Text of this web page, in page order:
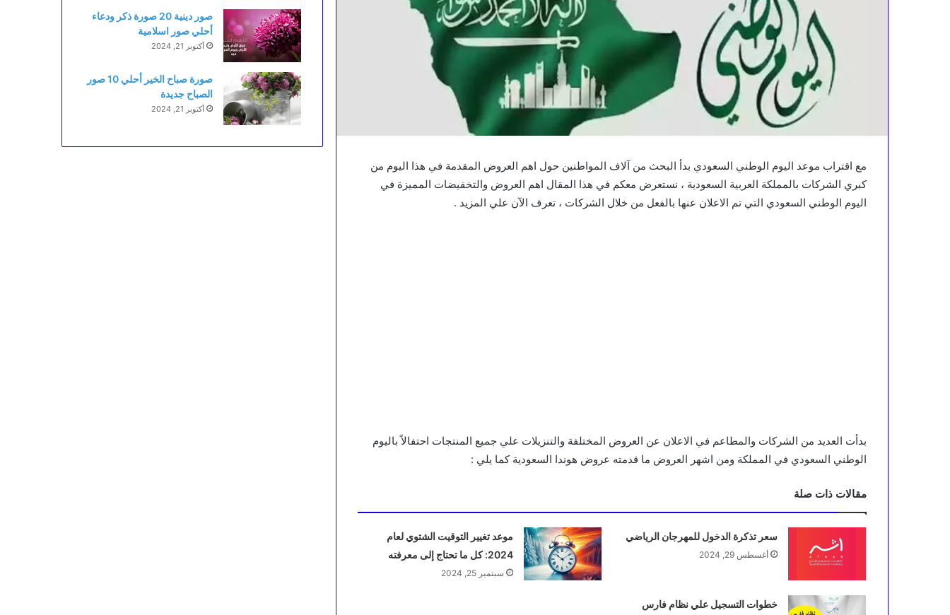
مع اقتراب موعد اليوم الوطني السعودي بدأ البحث من آلاف المواطنين حول اهم العروض المقدمة في هذا اليوم من
كبري الشركات بالمملكة العربية السعودية ، نستعرض معكم في هذا المقال اهم العروض والتخفيضات المميزة في
اليوم الوطني السعودي التي تم الاعلان عنها بالفعل من خلال الشركات ، تعرف الآن علي المزيد .
بدأت العديد من الشركات والمطاعم في الاعلان عن العروض المختلفة والتنزيلات علي جميع المنتجات احتفالاً باليوم
الوطني السعودي في المملكة ومن اشهر العروض ما قدمته عروض هوندا السعودية كما يلي :
مقالات ذات صلة
سعر تذكرة الدخول للمهرجان الرياضي
أغسطس 29, 2024
موعد تغيير التوقيت الشتوي لعام
2024: كل ما تحتاج إلى معرفته
سبتمبر 25, 2024
خطوات التسجيل علي نظام فارس
صور دينية 20 صورة ذكر ودعاء
أحلي صور اسلامية
أكتوبر 21, 2024
صورة صباح الخير أحلي 10 صور
الصباح جديدة
أكتوبر 21, 2024